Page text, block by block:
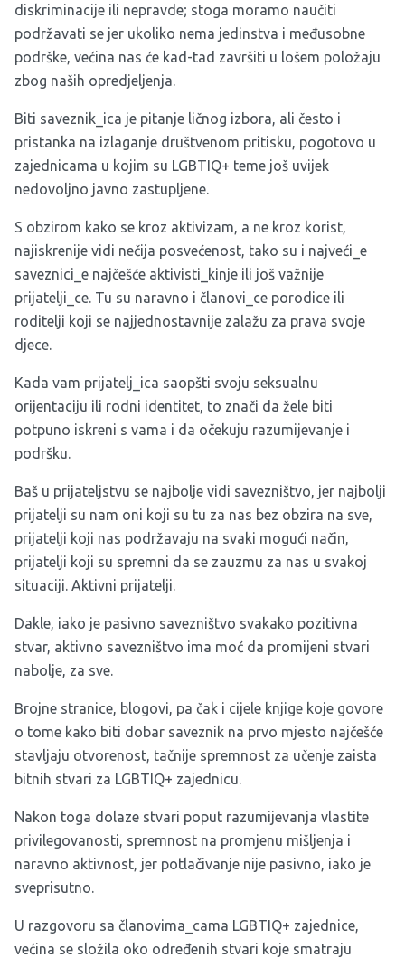
diskriminacije ili nepravde; stoga moramo naučiti
podržavati se jer ukoliko nema jedinstva i međusobne
podrške, većina nas će kad-tad završiti u lošem položaju
zbog naših opredjeljenja.
Biti saveznik_ica je pitanje ličnog izbora, ali često i
pristanka na izlaganje društvenom pritisku, pogotovo u
zajednicama u kojim su LGBTIQ+ teme još uvijek
nedovoljno javno zastupljene.
S obzirom kako se kroz aktivizam, a ne kroz korist,
najiskrenije vidi nečija posvećenost, tako su i najveći_e
saveznici_e najčešće aktivisti_kinje ili još važnije
prijatelji_ce. Tu su naravno i članovi_ce porodice ili
roditelji koji se najjednostavnije zalažu za prava svoje
djece.
Kada vam prijatelj_ica saopšti svoju seksualnu
orijentaciju ili rodni identitet, to znači da žele biti
potpuno iskreni s vama i da očekuju razumijevanje i
podršku.
Baš u prijateljstvu se najbolje vidi savezništvo, jer najbolji
prijatelji su nam oni koji su tu za nas bez obzira na sve,
prijatelji koji nas podržavaju na svaki mogući način,
prijatelji koji su spremni da se zauzmu za nas u svakoj
situaciji. Aktivni prijatelji.
Dakle, iako je pasivno savezništvo svakako pozitivna
stvar, aktivno savezništvo ima moć da promijeni stvari
nabolje, za sve.
Brojne stranice, blogovi, pa čak i cijele knjige koje govore
o tome kako biti dobar saveznik na prvo mjesto najčešće
stavljaju otvorenost, tačnije spremnost za učenje zaista
bitnih stvari za LGBTIQ+ zajednicu.
Nakon toga dolaze stvari poput razumijevanja vlastite
privilegovanosti, spremnost na promjenu mišljenja i
naravno aktivnost, jer potlačivanje nije pasivno, iako je
sveprisutno.
U razgovoru sa članovima_cama LGBTIQ+ zajednice,
većina se složila oko određenih stvari koje smatraju